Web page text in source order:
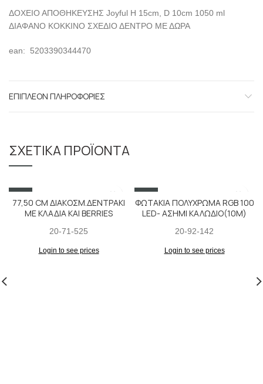
ΔΟΧΕΙΟ ΑΠΟΘΗΚΕΥΣΗΣ Joyful Η 15cm, D 10cm 1050 ml
ΔΙΑΦΑΝΟ ΚΟΚΚΙΝΟ ΣΧΕΔΙΟ ΔΕΝΤΡΟ ΜΕ ΔΩΡΑ
ean: 5203390344470
ΕΠΙΠΛΈΟΝ ΠΛΗΡΟΦΟΡΊΕΣ
ΣΧΕΤΙΚΆ ΠΡΟΪΌΝΤΑ
SALE
77,50 CM ΔΙΑΚΟΣΜ.ΔΕΝΤΡΑΚΙ
ΜΕ ΚΛΑΔΙΑ ΚΑΙ BERRIES
20-71-525
Login to see prices
SALE
ΦΩΤΑΚΙΑ ΠΟΛΥΧΡΩΜΑ RGB 100
LED- ΑΣΗΜΙ ΚΑΛΩΔΙΟ(10M)
20-92-142
Login to see prices